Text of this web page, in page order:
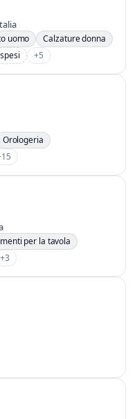
uomo
Calzature donna
+5
Orologeria
per la tavola
+3